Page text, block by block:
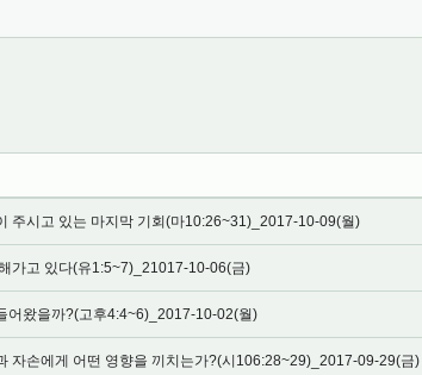
주시고 있는 마지막 기회(마10:26~31)_2017-10-09(월)
가고 있다(유1:5~7)_21017-10-06(금)
어왔을까?(고후4:4~6)_2017-10-02(월)
자손에게 어떤 영향을 끼치는가?(시106:28~29)_2017-09-29(금)